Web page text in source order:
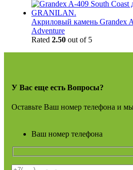
Акриловый камень Grandex
Adventure
Rated 2.50 out of 5
У Вас еще есть Вопросы?
Оставьте Ваш номер телефона и
Ваш номер телефона